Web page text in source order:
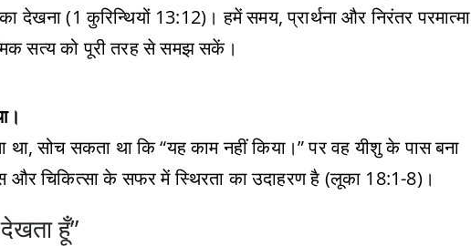
(1 कुरिन्थियों 13:12)। हमें समय, प्रार्थना और निरंतर परमात्मा
सत्य को पूरी तरह से समझ सकें।
था, सोच सकता था कि “यह काम नहीं किया।” पर वह यीशु के पास बना
और चिकित्सा के सफर में स्थिरता का उदाहरण है (लूका 18:1-8)।
हूँ”